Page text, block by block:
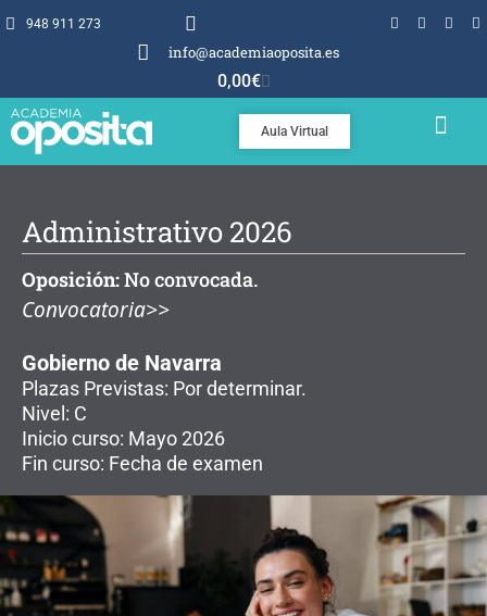
948 911 273
info@academiaoposita.es
0,00€
Aula Virtual
Administrativo 2026
Oposición:No convocada.
Convocatoria>>
Gobierno de Navarra
Plazas Previstas: Por determinar.
Nivel: C
Inicio curso: Mayo 2026
Fin curso: Fecha de examen